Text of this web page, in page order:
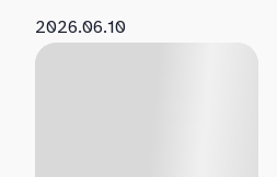
2026.06.10